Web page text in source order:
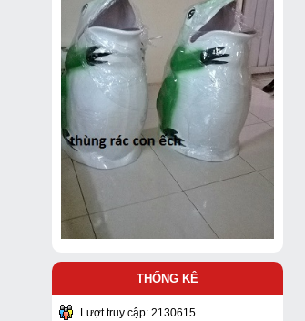
THỐNG KÊ
Lượt truy cập: 2130615